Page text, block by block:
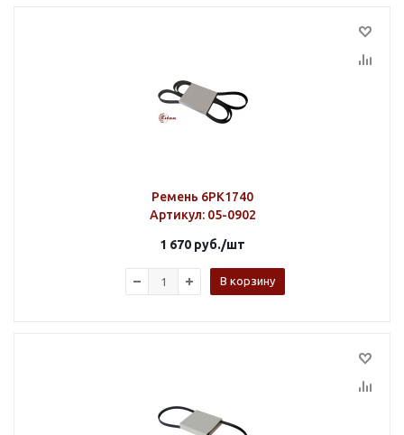
Ремень 6PK1740
Артикул: 05-0902
1 670 руб./шт
В корзину